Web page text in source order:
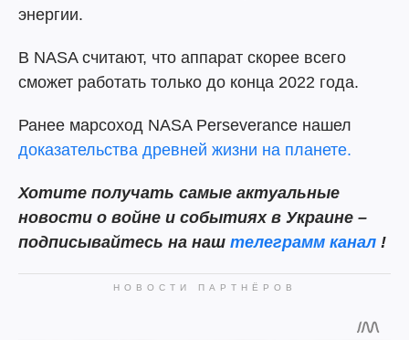
энергии.
В NASA считают, что аппарат скорее всего
сможет работать только до конца 2022 года.
Ранее марсоход NASA Perseverance нашел
доказательства древней жизни на планете.
Хотите получать самые актуальные
новости о войне и событиях в Украине –
подписывайтесь на наш телеграмм канал !